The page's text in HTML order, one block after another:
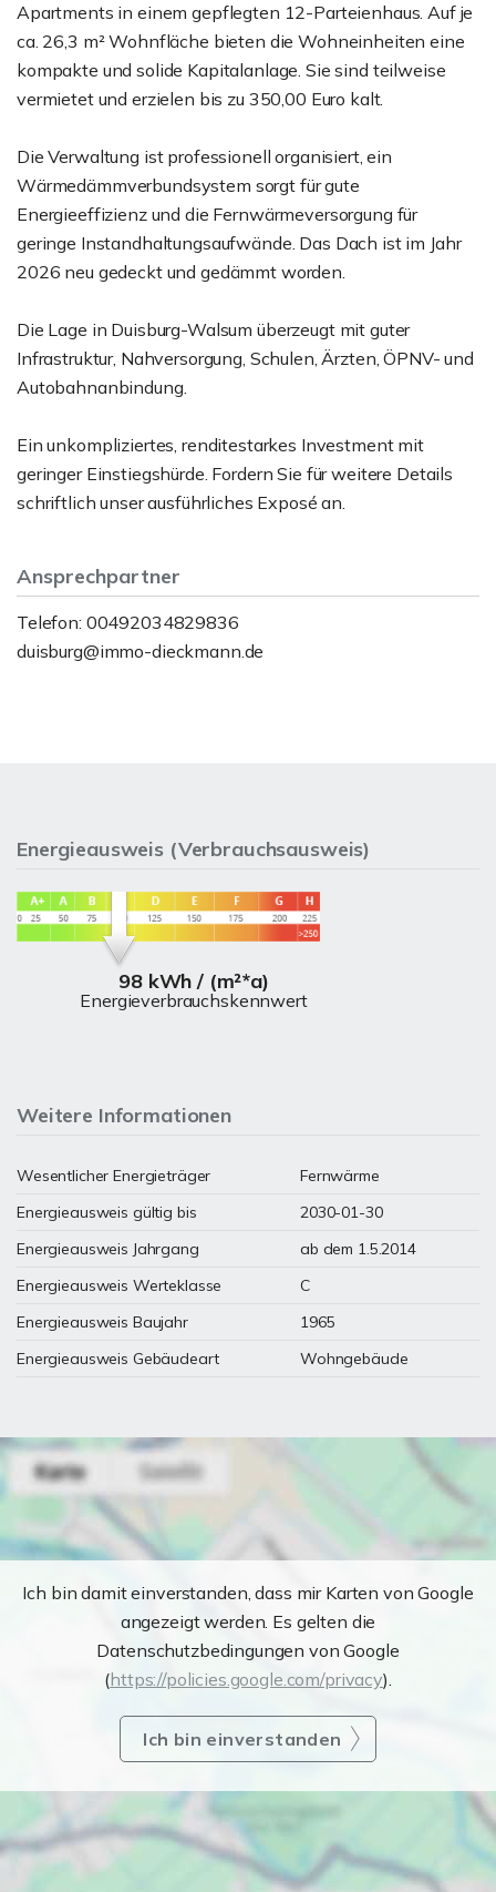
Apartments in einem gepflegten 12-Parteienhaus. Auf je
ca. 26,3 m² Wohnfläche bieten die Wohneinheiten eine
kompakte und solide Kapitalanlage. Sie sind teilweise
vermietet und erzielen bis zu 350,00 Euro kalt.
Die Verwaltung ist professionell organisiert, ein
Wärmedämmverbundsystem sorgt für gute
Energieeffizienz und die Fernwärmeversorgung für
geringe Instandhaltungsaufwände. Das Dach ist im Jahr
2026 neu gedeckt und gedämmt worden.
Die Lage in Duisburg-Walsum überzeugt mit guter
Infrastruktur, Nahversorgung, Schulen, Ärzten, ÖPNV- und
Autobahnanbindung.
Ein unkompliziertes, renditestarkes Investment mit
geringer Einstiegshürde. Fordern Sie für weitere Details
schriftlich unser ausführliches Exposé an.
Ansprechpartner
Telefon: 00492034829836
duisburg@immo-dieckmann.de
Energieausweis (Verbrauchsausweis)
98 kWh / (m²*a)
Energieverbrauchskennwert
Weitere Informationen
Wesentlicher Energieträger
Fernwärme
Energieausweis gültig bis
2030-01-30
Energieausweis Jahrgang
ab dem 1.5.2014
Energieausweis Werteklasse
C
Energieausweis Baujahr
1965
Energieausweis Gebäudeart
Wohngebäude
Ich bin damit einverstanden, dass mir Karten von Google
angezeigt werden. Es gelten die
Datenschutzbedingungen von Google
(https://policies.google.com/privacy).
Ich bin einverstanden